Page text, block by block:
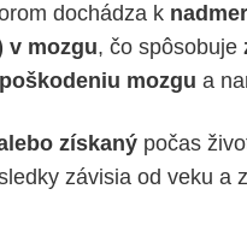
dochádza k
v mozgu, čo spôsobuje
poškodeniu mozgu a
získaný počas
závisia od veku a